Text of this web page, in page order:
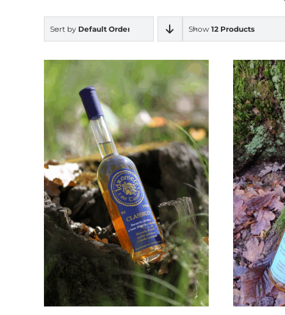
Sort by Default Order Show 12 Products